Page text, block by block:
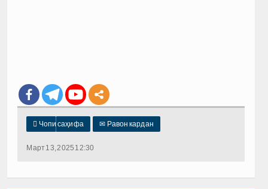
 Чопи саҳифа ✉ Равон кардан
Март 13, 2025 12:30